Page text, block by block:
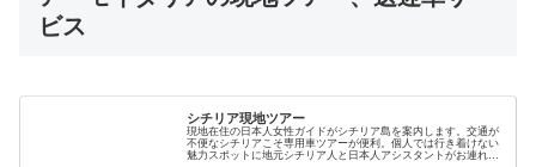
ビス
シチリア現地ツアー
現地在住の日本人女性ガイドがシチリア島を案内します。交通が
不便なシチリアこそ専用車ツアーが便利。個人では行き着けない
魅力スポットに地元シチリア人と日本人アシスタントがお連れし